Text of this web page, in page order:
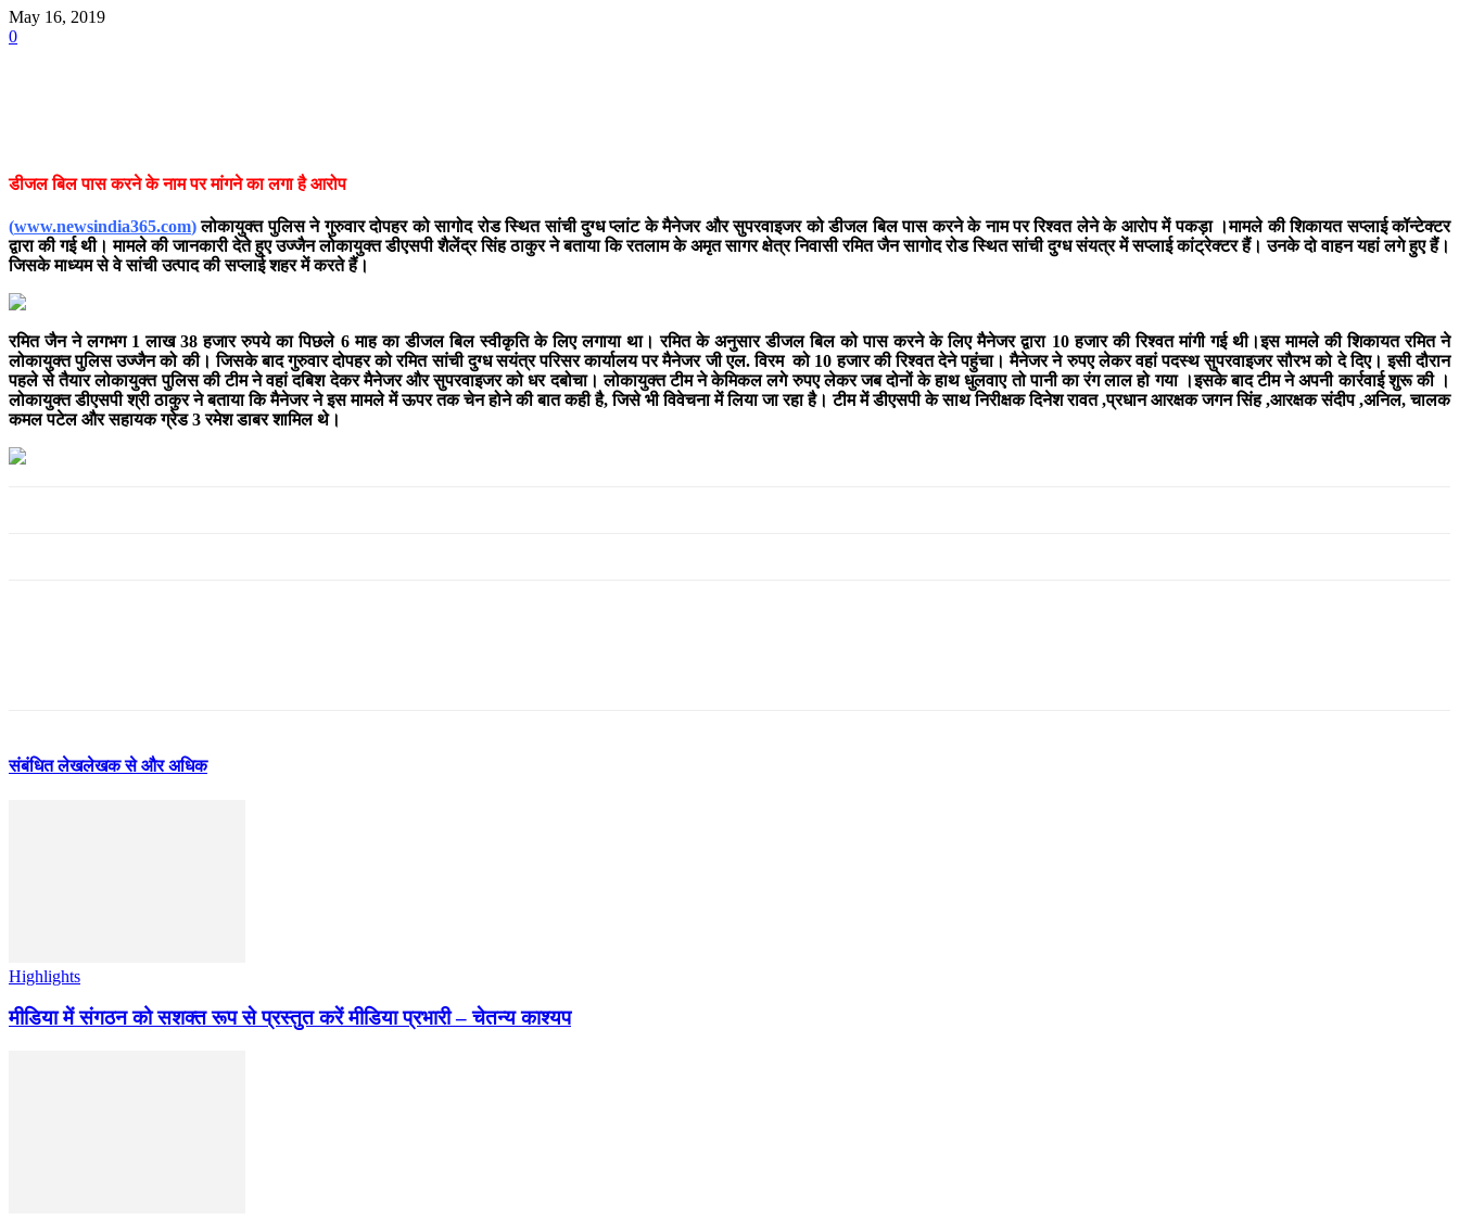
May 16, 2019
0
डीजल बिल पास करने के नाम पर मांगने का लगा है आरोप
(www.newsindia365.com) लोकायुक्तपुलिस ने गुरुवार दोपहर को सागोद रोड स्थित सांची दुग्ध प्लांट के मैनेजर और सुपरवाइजर को डीजल बिल पास करने के नाम पर रिश्वत लेने के आरोप में पकड़ा ।मामले की शिकायत सप्लाई कॉन्टेक्टर
द्वारा की गई थी। मामले की जानकारी देते हुए उज्जैन लोकायुक्त डीएसपी शैलेंद्र सिंह ठाकुर ने बताया कि रतलाम के अमृत सागर क्षेत्र निवासी रमित जैन सागोद रोड स्थित सांची दुग्ध संयत्र में सप्लाई कांट्रेक्टर हैं। उनके दो वाहन यहां लगे हुए हैं।
जिसके माध्यम से वे सांची उत्पाद की सप्लाई शहर में करते हैं।
रमित जैन ने लगभग 1 लाख 38 हजार रुपये का पिछले 6 माह का डीजल बिल स्वीकृति के लिए लगाया था। रमित के अनुसार डीजल बिल को पास करने के लिए मैनेजर द्वारा 10 हजार की रिश्वत मांगी गई थी।इस मामले की शिकायत रमित ने
लोकायुक्त पुलिस उज्जैन को की। जिसके बाद गुरुवार दोपहर को रमित सांची दुग्ध सयंत्र परिसर कार्यालय पर मैनेजर जी एल. विरम को 10 हजार की रिश्वत देने पहुंचा। मैनेजर ने रुपए लेकर वहां पदस्थ सुपरवाइजर सौरभ को दे दिए। इसी दौरान
पहले से तैयार लोकायुक्त पुलिस की टीम ने वहां दबिश देकर मैनेजर और सुपरवाइजर को धर दबोचा। लोकायुक्त टीम ने केमिकल लगे रुपए लेकर जब दोनों के हाथ धुलवाए तो पानी का रंग लाल हो गया ।इसके बाद टीम ने अपनी कार्रवाई शुरू की ।
लोकायुक्त डीएसपी श्री ठाकुर ने बताया कि मैनेजर ने इस मामले में ऊपर तक चेन होने की बात कही है, जिसे भी विवेचना में लिया जा रहा है। टीम में डीएसपी के साथ निरीक्षक दिनेश रावत ,प्रधान आरक्षक जगन सिंह ,आरक्षक संदीप ,अनिल, चालक
कमल पटेल और सहायक ग्रेड 3 रमेश डाबर शामिल थे।
संबंधित लेखलेखक से और अधिक
Highlights
मीडिया में संगठन को सशक्त रूप से प्रस्तुत करें मीडिया प्रभारी – चेतन्य काश्यप